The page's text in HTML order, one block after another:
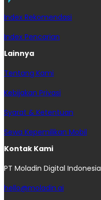
Index Rekomendasi
Index Pencarian
Lainnya
Tentang Kami
Kebijakan Privasi
Syarat & Ketentuan
Sewa Kepemilikan Mobil
Kontak Kami
PT Moladin Digital Indonesia
hello@moladin.ai